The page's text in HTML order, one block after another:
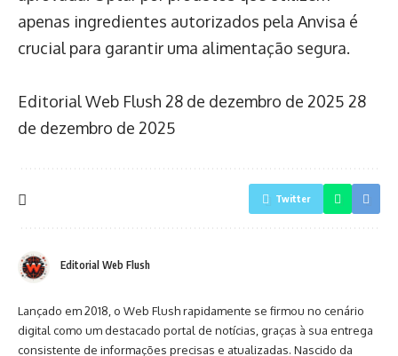
apenas ingredientes autorizados pela Anvisa é
crucial para garantir uma alimentação segura.
Editorial Web Flush 28 de dezembro de 2025 28
de dezembro de 2025
Twitter
Editorial Web Flush
Lançado em 2018, o Web Flush rapidamente se firmou no cenário
digital como um destacado portal de notícias, graças à sua entrega
consistente de informações precisas e atualizadas. Nascido da